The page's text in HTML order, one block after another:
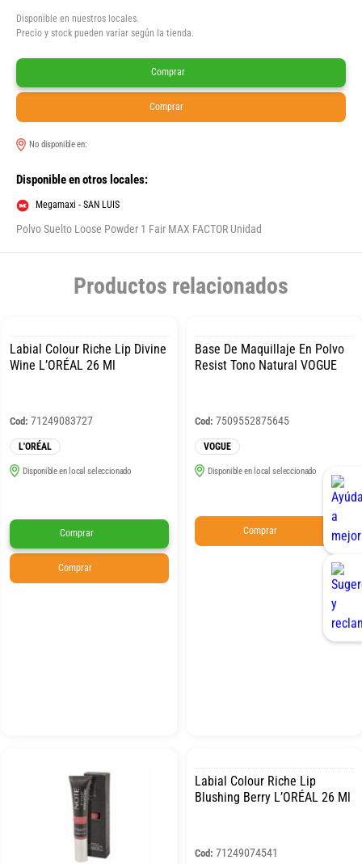
Disponible en nuestros locales.
Precio y stock pueden variar según la tienda.
Comprar
Comprar
No disponible en:
Disponible en otros locales:
Megamaxi - SAN LUIS
Polvo Suelto Loose Powder 1 Fair MAX FACTOR Unidad
Productos relacionados
Labial Colour Riche Lip Divine
Wine L’ORÉAL 26 Ml
Cod: 71249083727
L'ORÉAL
Disponible en local seleccionado
Comprar
Comprar
Base De Maquillaje En Polvo
Resist Tono Natural VOGUE
Cod: 7509552875645
VOGUE
Disponible en local seleccionado
Comprar
Labial Colour Riche Lip
Blushing Berry L’ORÉAL 26 Ml
Cod: 71249074541